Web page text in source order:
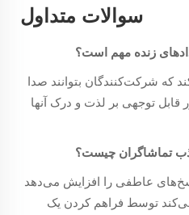
سوالات متداول
زنده مهم است؟
شرکت‌کنندگان بتوانند صدا
قابل توجهی بر لذت و درک آنها
تماشاگران چیست؟
عاطفی را افزایش می‌دهد
توسط فراهم کردن یک